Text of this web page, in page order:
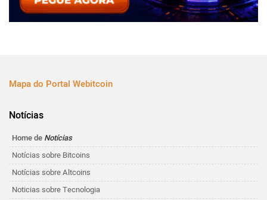
Mapa do Portal Webitcoin
Notícias
Home de Notícias
Notícias sobre Bitcoins
Notícias sobre Altcoins
Noticias sobre Tecnologia